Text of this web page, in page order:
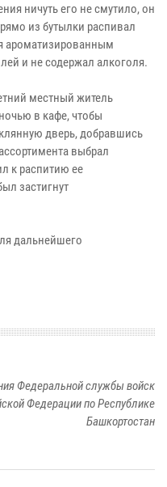
ничуть его не смутило, он
из бутылки распивал
ароматизированным
и не содержал алкоголя.
местный житель
в кафе, чтобы
дверь, добравшись
выбрал
к распитию ее
застигнут
дальнейшего
Федеральной службы войск
Федерации по Республике
Башкортостан